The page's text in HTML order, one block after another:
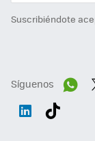
Suscribiéndote
Síguenos